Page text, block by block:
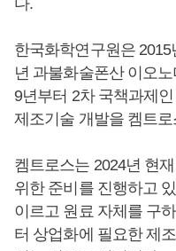
한국화학연구원은
년 과불화술폰산 이오
9년부터 2차 국책과제
제조기술 개발을 켐트
켐트로스는 2024년 현
위한 준비를 진행하고
이르고 원료 자체를 구
터 상업화에 필요한 제